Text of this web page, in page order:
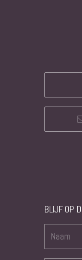
BLIJF OP